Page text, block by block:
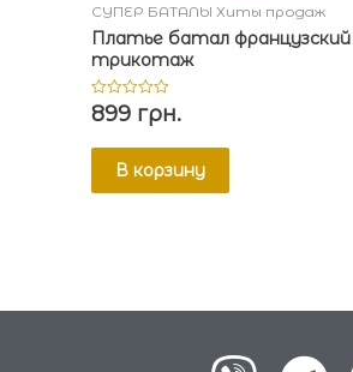
СУПЕР БАТАЛЫ Хиты продаж
Платье батал французский
трикотаж
Оценка
0
5
899 грн.
В корзину